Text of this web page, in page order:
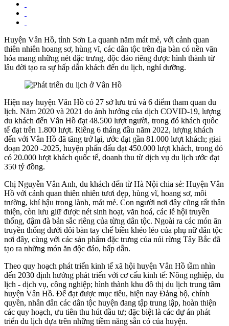
Huyện Vân Hồ, tỉnh Sơn La quanh năm mát mẻ, với cảnh quan
thiên nhiên hoang sơ, hùng vĩ, các dân tộc trên địa bàn có nền văn
hóa mang những nét đặc trưng, độc đáo riêng được hình thành từ
lâu đời tạo ra sự hấp dẫn khách đến du lịch, nghỉ dưỡng.
Hiện nay huyện Vân Hồ có 27 sở lưu trú và 6 điểm tham quan du
lịch. Năm 2020 và 2021 do ảnh hưởng của dịch COVID-19, lượng
du khách đến Vân Hồ đạt 48.500 lượt người, trong đó khách quốc
tế đạt trên 1.800 lượt. Riêng 6 tháng đầu năm 2022, lượng khách
đến với Vân Hồ đã tăng trở lại, ước đạt gần 81.000 lượt khách; giai
đoạn 2020 -2025, huyện phấn đấu đạt 450.000 lượt khách, trong đó
có 20.000 lượt khách quốc tế, doanh thu từ dịch vụ du lịch ước đạt
350 tỷ đồng.
Chị Nguyễn Vân Anh, du khách đến từ Hà Nội chia sẻ: Huyện Vân
Hồ với cảnh quan thiên nhiên tươi đẹp, hùng vĩ, hoang sơ, môi
trường, khí hậu trong lành, mát mẻ. Con người nơi đây cũng rất thân
thiện, còn lưu giữ được nét sinh hoạt, văn hoá, các lễ hội truyền
thống, đậm đà bản sắc riêng của từng dân tộc. Ngoài ra các món ăn
truyền thống dưới đôi bàn tay chế biền khéo léo của phụ nữ dân tộc
nơi đây, cùng với các sản phẩm đặc trưng của núi rừng Tây Bắc đã
tạo ra những món ăn độc đáo, hấp dẫn.
Theo quy hoạch phát triển kinh tế xã hội huyện Vân Hồ tầm nhìn
đến 2030 định hướng phát triển với cơ cấu kinh tế: Nông nghiệp, du
lịch - dịch vụ, công nghiệp; hình thành khu đô thị du lịch trung tâm
huyện Vân Hồ. Để đạt được mục tiêu, hiện nay Đảng bộ, chính
quyền, nhân dân các dân tộc huyện đang tập trung lập, hoàn thiện
các quy hoạch, ưu tiên thu hút đầu tư; đặc biệt là các dự án phát
triển du lịch dựa trên những tiềm năng sẵn có của huyện.